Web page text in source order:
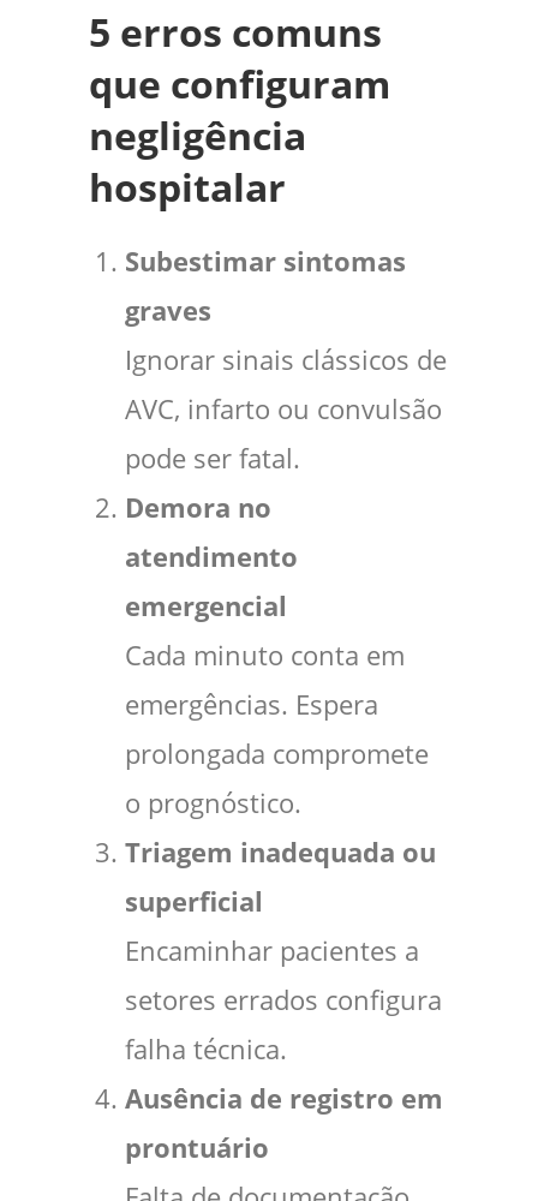
5 erros comuns
que configuram
negligência
hospitalar
Subestimar sintomas
graves
Ignorar sinais clássicos de
AVC, infarto ou convulsão
pode ser fatal.
Demora no
atendimento
emergencial
Cada minuto conta em
emergências. Espera
prolongada compromete
o prognóstico.
Triagem inadequada ou
superficial
Encaminhar pacientes a
setores errados configura
falha técnica.
Ausência de registro em
prontuário